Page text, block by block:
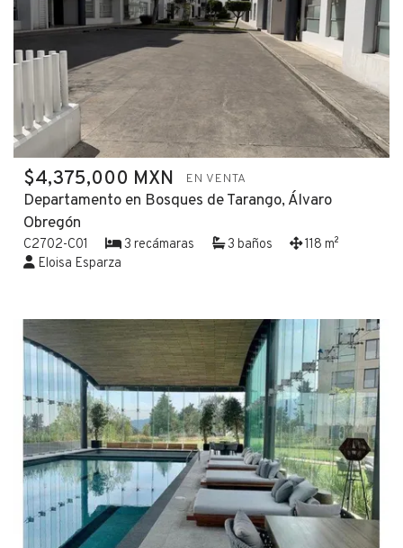
$4,375,000 MXN EN VENTA
Departamento en Bosques de Tarango, Álvaro
Obregón
C2702-C01 3 recámaras 3 baños
118 m²
Eloisa Esparza